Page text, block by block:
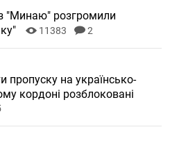
"Минаю" розгромили
11383 2
пропуску на українсько-
кордоні розблоковані